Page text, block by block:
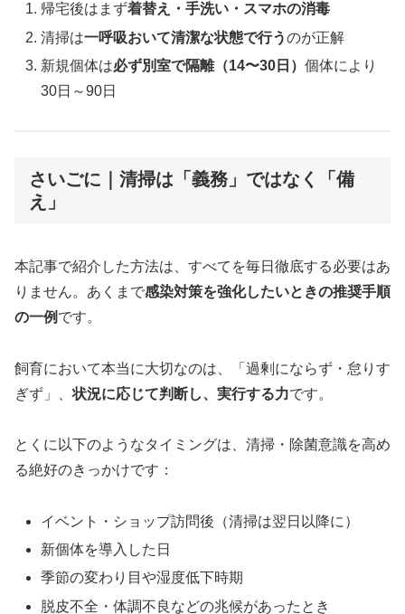
帰宅後はまず着替え・手洗い・スマホの消毒
清掃は一呼吸おいて清潔な状態で行うのが正解
新規個体は必ず別室で隔離（14〜30日）個体により
30日～90日
さいごに｜清掃は「義務」ではなく「備
え」
本記事で紹介した方法は、すべてを毎日徹底する必要はあ
りません。あくまで感染対策を強化したいときの推奨手順
の一例 です。
飼育において本当に大切なのは、「過剰にならず・怠りす
ぎず」、状況に応じて判断し、実行する力です。
とくに以下のようなタイミングは、清掃・除菌意識を高め
る絶好のきっかけです：
イベント・ショップ訪問後（清掃は翌日以降に）
新個体を導入した日
季節の変わり目や湿度低下時期
脱皮不全・体調不良などの兆候があったとき